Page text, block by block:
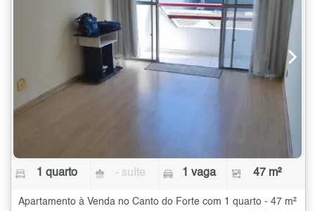
1 quarto - suíte 1 vaga 47 m²
Apartamento à Venda no Canto do Forte com 1 quarto - 47 m²